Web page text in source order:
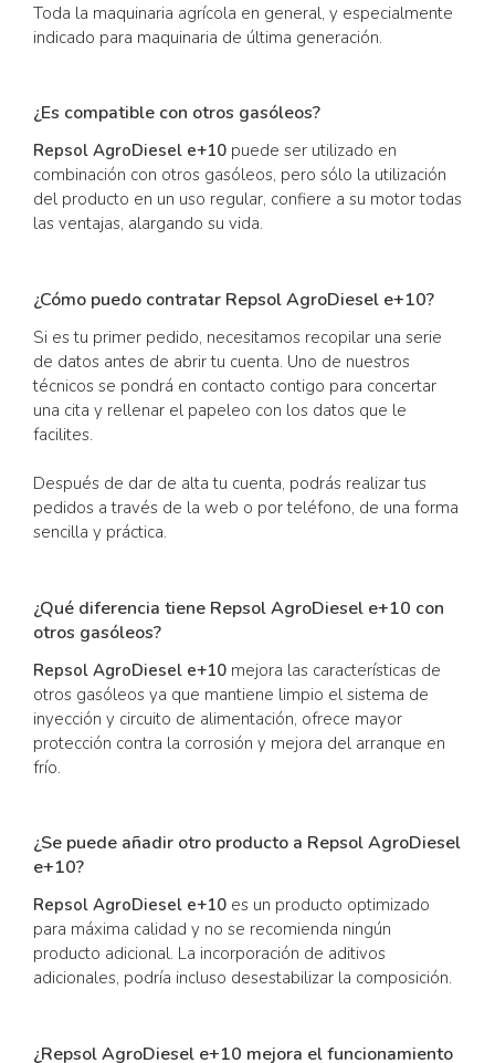
Toda la maquinaria agrícola en general, y especialmente
indicado para maquinaria de última generación.
¿Es compatible con otros gasóleos?
Repsol AgroDiesel e+10 puede ser utilizado en
combinación con otros gasóleos, pero sólo la utilización
del producto en un uso regular, confiere a su motor todas
las ventajas, alargando su vida.
¿Cómo puedo contratar Repsol AgroDiesel e+10?
Si es tu primer pedido, necesitamos recopilar una serie
de datos antes de abrir tu cuenta. Uno de nuestros
técnicos se pondrá en contacto contigo para concertar
una cita y rellenar el papeleo con los datos que le
facilites.
Después de dar de alta tu cuenta, podrás realizar tus
pedidos a través de la web o por teléfono, de una forma
sencilla y práctica.
¿Qué diferencia tiene Repsol AgroDiesel e+10 con
otros gasóleos?
Repsol AgroDiesel e+10 mejora las características de
otros gasóleos ya que mantiene limpio el sistema de
inyección y circuito de alimentación, ofrece mayor
protección contra la corrosión y mejora del arranque en
frío.
¿Se puede añadir otro producto a Repsol AgroDiesel
e+10?
Repsol AgroDiesel e+10 es un producto optimizado
para máxima calidad y no se recomienda ningún
producto adicional. La incorporación de aditivos
adicionales, podría incluso desestabilizar la composición.
¿Repsol AgroDiesel e+10 mejora el funcionamiento